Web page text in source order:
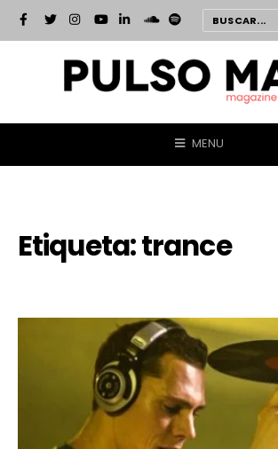
MENU
Etiqueta:trance